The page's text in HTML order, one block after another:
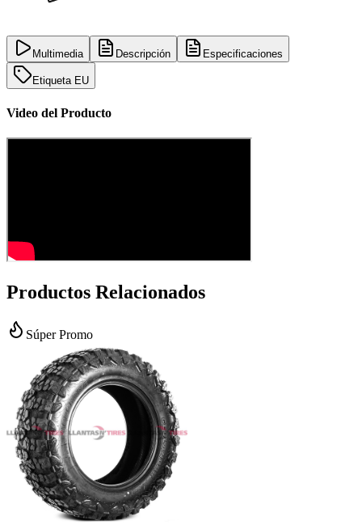
Multimedia Descripción Especificaciones
Etiqueta EU
Video del Producto
Productos Relacionados
Súper Promo